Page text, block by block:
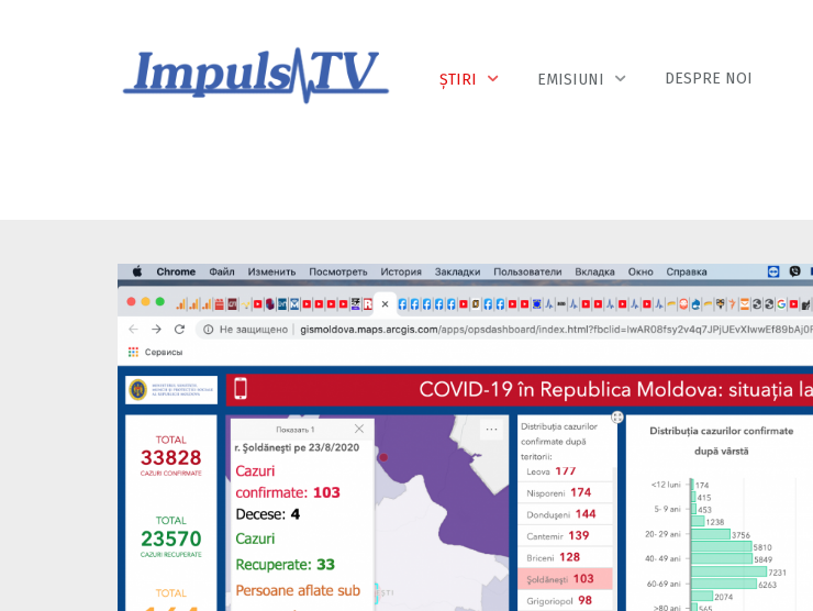
Emisiuni
ȘTIRI
EMISIUNI DESPRE NOI